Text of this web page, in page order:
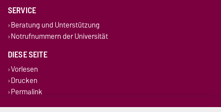
SERVICE
Beratung und Unterstützung
Notrufnummern der Universität
DIESE SEITE
Vorlesen
Drucken
Permalink